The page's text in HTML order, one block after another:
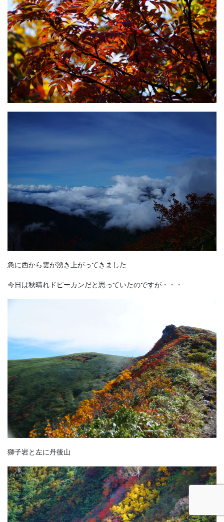
急に西から雲が湧き上がってきました
今日は秋晴れドピーカンだと思っていたのですが・・・
獅子岩と左に丹後山